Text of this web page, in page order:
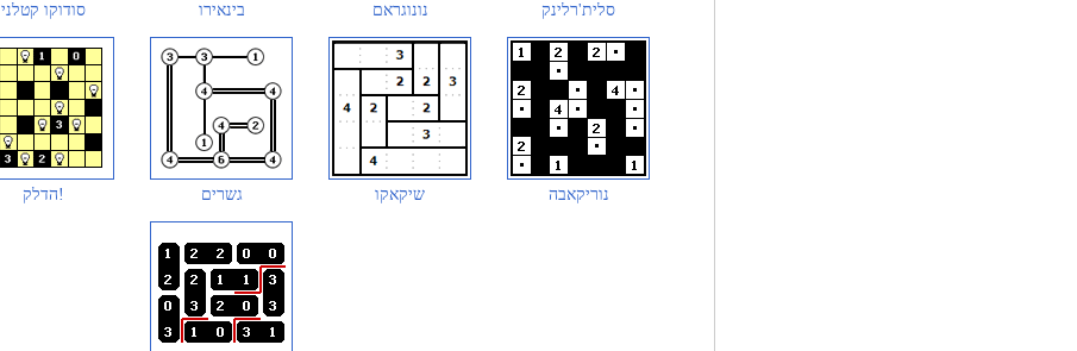
סודוקו קטלני בינאירו נונוגראם סלית'רלינק
הדלק! גשרים שיקאקו נוריקאבה